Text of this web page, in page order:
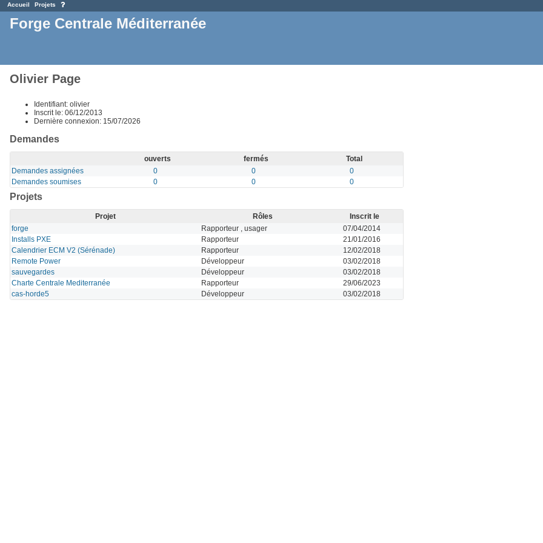
Accueil Projets
Forge Centrale Méditerranée
Olivier Page
Identifiant: olivier
Inscrit le: 06/12/2013
Dernière connexion: 15/07/2026
Demandes
ouverts fermés
Total
Demandes assignées
0 0
0
Demandes soumises
0 0 0
Projets
Projet Rôles
Inscrit le
forge
Rapporteur , usager
07/04/2014
Installs PXE
Rapporteur
21/01/2016
Calendrier ECM V2 (Sérénade)
Rapporteur
12/02/2018
Remote Power
Développeur
03/02/2018
sauvegardes
Développeur
03/02/2018
Charte Centrale Mediterranée
Rapporteur
29/06/2023
cas-horde5
Développeur 03/02/2018